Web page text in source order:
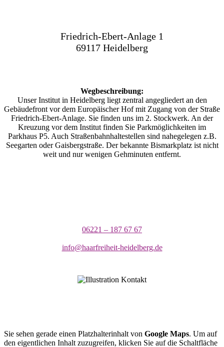
Friedrich-Ebert-Anlage 1
69117 Heidelberg
Wegbeschreibung:
Unser Institut in Heidelberg liegt zentral angegliedert an den
Gebäudefront vor dem Europäischer Hof mit Zugang von der Straße
Friedrich-Ebert-Anlage. Sie finden uns im 2. Stockwerk. An der
Kreuzung vor dem Institut finden Sie Parkmöglichkeiten im
Parkhaus P5. Auch Straßenbahnhaltestellen sind nahegelegen z.B.
Seegarten oder Gaisbergstraße. Der bekannte Bismarkplatz ist nicht
weit und nur wenigen Gehminuten entfernt.
06221 – 187 67 67
info@haarfreiheit-heidelberg.de
Sie sehen gerade einen Platzhalterinhalt von Google Maps. Um auf
den eigentlichen Inhalt zuzugreifen, klicken Sie auf die Schaltfläche